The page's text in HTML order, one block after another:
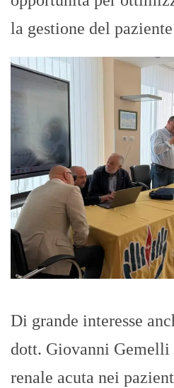
la gestione del
Di grande interesse
dott. Giovanni
renale acuta nei